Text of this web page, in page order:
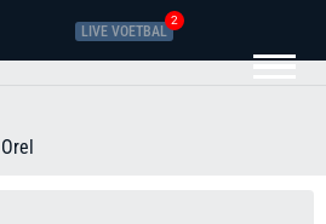
LIVE VOETBAL
2
Orel